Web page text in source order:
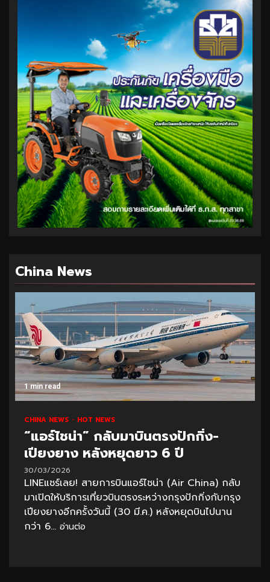
China News
1 min read
CHINA NEWS HOT NEWS
“แอร์ไชน่า” กลับมาบินตรงปักกิ่ง-
เปียงยาง หลังหยุดยาว 6 ปี
30/03/2026
LINEแชร์เลย! สายการบินแอร์ไชน่า (Air China) กลับ
มาเปิดให้บริการเที่ยวบินตรงระหว่างกรุงปักกิ่งกับกรุง
เปียงยางอีกครั้งวันนี้ (30 มี.ค.) หลังหยุดบินไปนาน
กว่า 6... อ่านต่อ